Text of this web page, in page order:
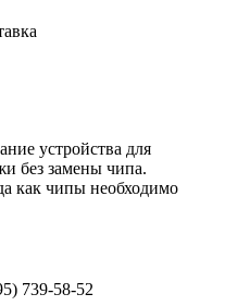
устройства для
без замены чипа.
как чипы необходимо
739-58-52